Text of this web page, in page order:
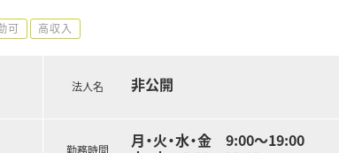
可 高収入
法人名 非公開
月・火・水・金 9:00～19:00